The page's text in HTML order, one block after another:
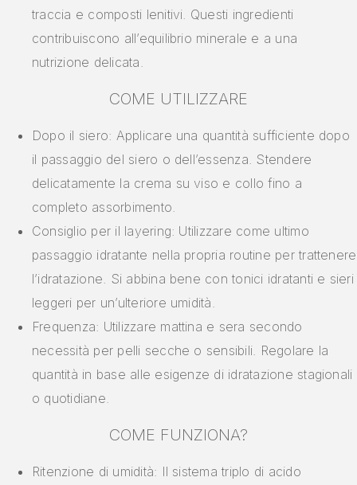
traccia e composti lenitivi. Questi ingredienti
contribuiscono all’equilibrio minerale e a una
nutrizione delicata.
COME UTILIZZARE
Dopo il siero: Applicare una quantità sufficiente dopo
il passaggio del siero o dell’essenza. Stendere
delicatamente la crema su viso e collo fino a
completo assorbimento.
Consiglio per il layering: Utilizzare come ultimo
passaggio idratante nella propria routine per trattenere
l’idratazione. Si abbina bene con tonici idratanti e sieri
leggeri per un’ulteriore umidità.
Frequenza: Utilizzare mattina e sera secondo
necessità per pelli secche o sensibili. Regolare la
quantità in base alle esigenze di idratazione stagionali
o quotidiane.
COME FUNZIONA?
Ritenzione di umidità: Il sistema triplo di acido